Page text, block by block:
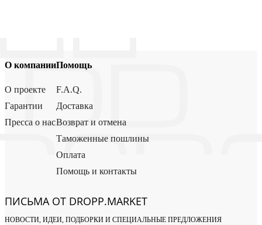
О компании
О проекте
Гарантии
Пресса о нас
Помощь
F.A.Q.
Доставка
Возврат и отмена
Таможенные пошлины
Оплата
Помощь и контакты
ПИСЬМА ОТ DROPP.MARKET
НОВОСТИ, ИДЕИ, ПОДБОРКИ И СПЕЦИАЛЬНЫЕ ПРЕДЛОЖЕНИЯ